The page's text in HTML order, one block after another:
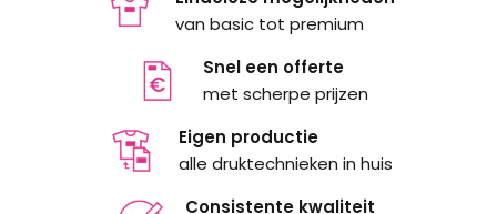
van basic tot premium
Snel een offerte
met scherpe prijzen
Eigen productie
alle druktechnieken in huis
Consistente kwaliteit